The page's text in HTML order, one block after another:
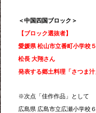
＜中国四国ブロック＞
【ブロック選抜者】
愛媛県 松山市立番町小学校
松長 大翔さん
発表する郷土料理「さつま
※次点「佳作作品」として
広島県 広島市立広瀬小学校